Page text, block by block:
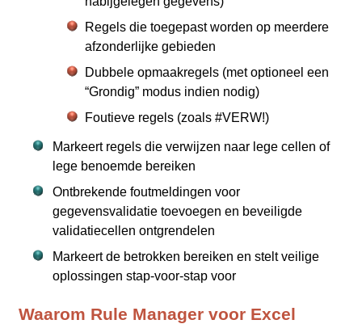
Regels die toegepast worden op meerdere
afzonderlijke gebieden
Dubbele opmaakregels (met optioneel een
“Grondig” modus indien nodig)
Foutieve regels (zoals #VERW!)
Markeert regels die verwijzen naar lege cellen of
lege benoemde bereiken
Ontbrekende foutmeldingen voor
gegevensvalidatie toevoegen en beveiligde
validatiecellen ontgrendelen
Markeert de betrokken bereiken en stelt veilige
oplossingen stap‑voor‑stap voor
Waarom Rule Manager voor Excel